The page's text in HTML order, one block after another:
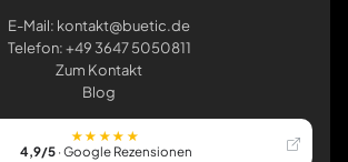
E-Mail: kontakt@buetic.de
Telefon: +49 3647 5050811
Zum Kontakt
Blog
★★★★★
4,9/5· Google Rezensionen